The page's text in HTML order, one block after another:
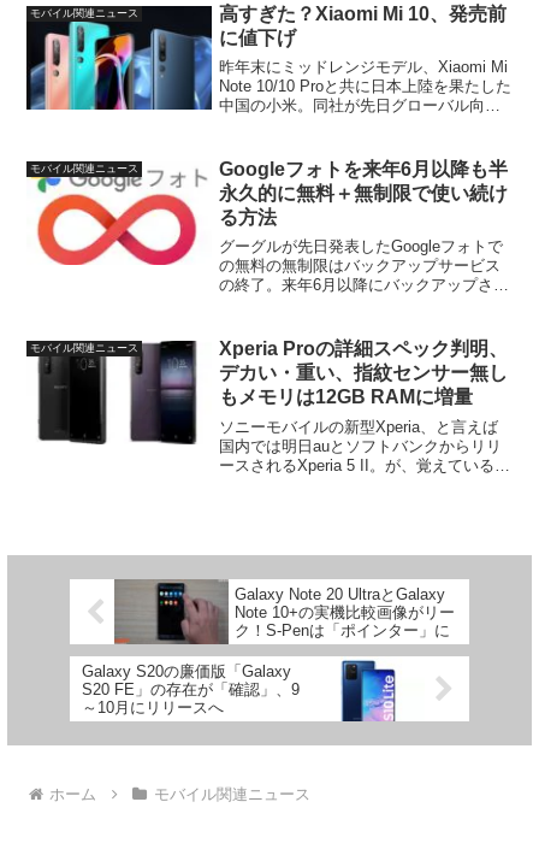
モバイル関連ニュース
高すぎた？Xiaomi Mi 10、発売前
に値下げ
昨年末にミッドレンジモデル、Xiaomi Mi
Note 10/10 Proと共に日本上陸を果たした
中国の小米。同社が先日グローバル向け
すでに「値下げ」がされ...
モバイル関連ニュース
Googleフォトを来年6月以降も半
永久的に無料＋無制限で使い続け
る方法
グーグルが先日発表したGoogleフォトで
の無料の無制限はバックアップサービス
の終了。来年6月以降にバックアップされ
ブの容量制限の対象となる、というもの
で大...
モバイル関連ニュース
Xperia Proの詳細スペック判明、
デカい・重い、指紋センサー無し
もメモリは12GB RAMに増量
ソニーモバイルの新型Xperia、と言えば
国内では明日auとソフトバンクからリリ
ースされるXperia 5 II。が、覚えているで
Galaxy Note 20 UltraとGalaxy
Note 10+の実機比較画像がリー
ク！S-Penは「ポインター」に
Galaxy S20の廉価版「Galaxy
S20 FE」の存在が「確認」、9
～10月にリリースへ
ホーム モバイル関連ニュース